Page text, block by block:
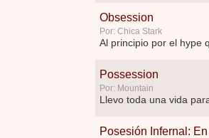
Obsession
Por: Chica Stark
Al principio por el hype
Possession
Por: Mountain
Llevo toda una vida
Posesión Infernal: